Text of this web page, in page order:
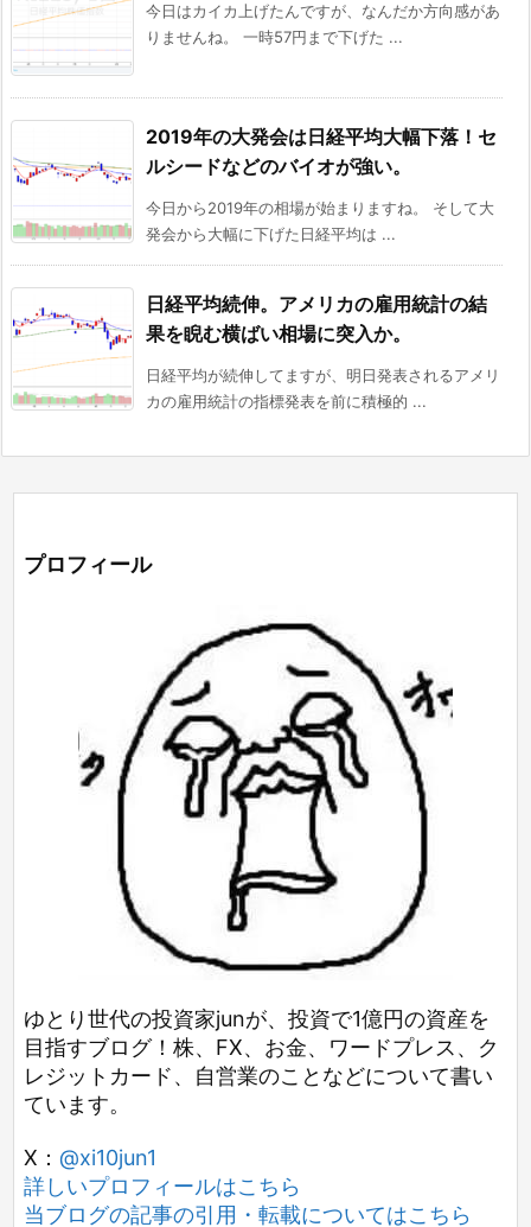
今日はカイカ上げたんですが、なんだか方向感があ
りませんね。 一時57円まで下げた ...
2019年の大発会は日経平均大幅下落！セ
ルシードなどのバイオが強い。
今日から2019年の相場が始まりますね。 そして大
発会から大幅に下げた日経平均は ...
日経平均続伸。アメリカの雇用統計の結
果を睨む横ばい相場に突入か。
日経平均が続伸してますが、明日発表されるアメリ
カの雇用統計の指標発表を前に積極的 ...
プロフィール
ゆとり世代の投資家junが、投資で1億円の資産を
目指すブログ！株、FX、お金、ワードプレス、ク
レジットカード、自営業のことなどについて書い
ています。
X： @xi10jun1
詳しいプロフィールはこちら
当ブログの記事の引用・転載についてはこちら